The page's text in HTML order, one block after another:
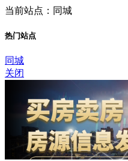
当前站点：同城
热门站点
同城
关闭